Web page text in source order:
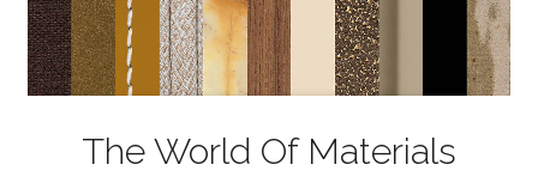
The World Of Materials